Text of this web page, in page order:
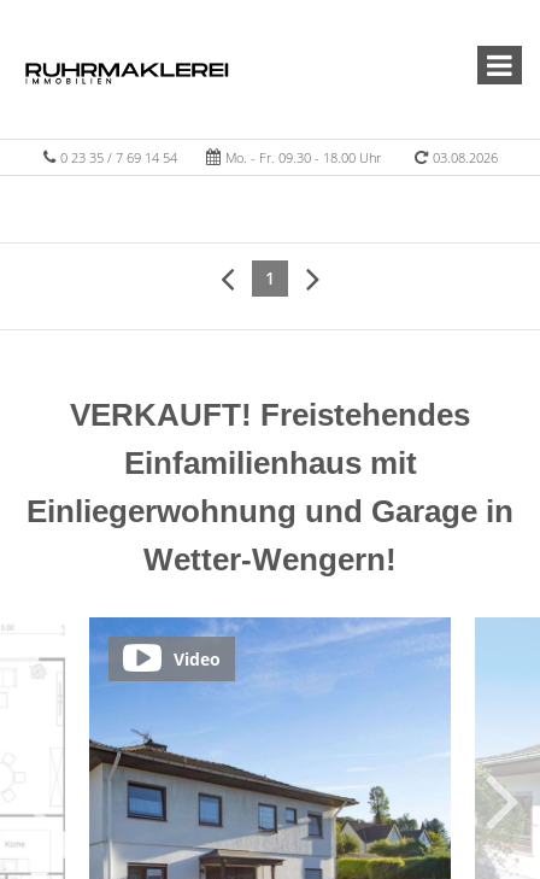
0 23 35 / 7 69 14 54 Mo. - Fr. 09.30 - 18.00 Uhr 03.08.2026
1
VERKAUFT! Freistehendes
Einfamilienhaus mit
Einliegerwohnung und Garage in
Wetter-Wengern!
Video